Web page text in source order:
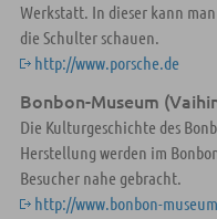
Werkstatt. In dieser kann
die Schulter schauen.
http://www.porsche.de
Bonbon-Museum
Die Kulturgeschichte des
Herstellung werden im
Besucher nahe gebracht.
http://www.bonbon-